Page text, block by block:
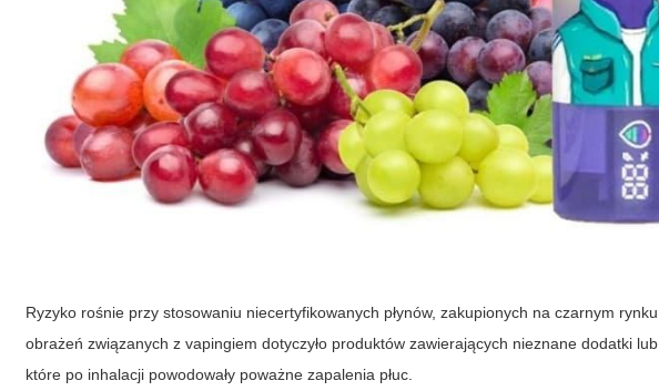
Ryzyko rośnie przy stosowaniu niecertyfikowanych płynów, zakupionych na czarnym
obrażeń związanych z vapingiem dotyczyło produktów zawierających nieznane dodatki
które po inhalacji powodowały poważne zapalenia płuc.